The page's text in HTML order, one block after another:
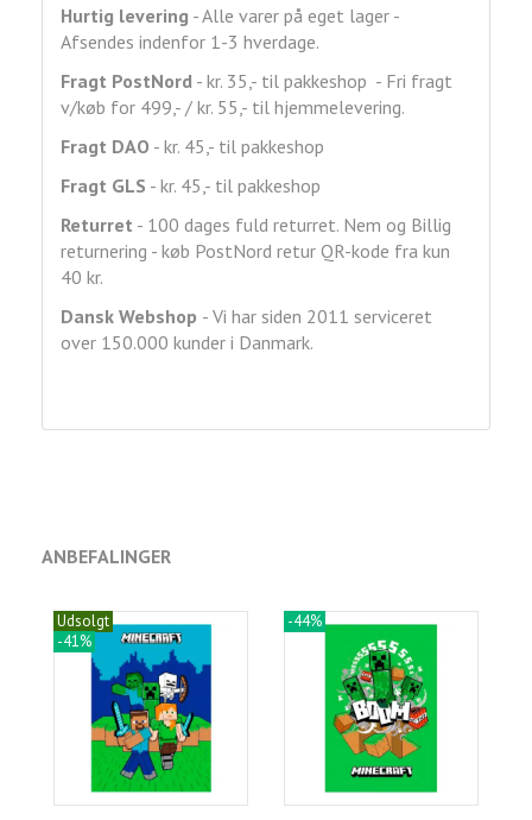
Hurtig levering - Alle varer på eget lager -
Afsendes indenfor 1-3 hverdage.
Fragt PostNord - kr. 35,- til pakkeshop - Fri fragt
v/køb for 499,- / kr. 55,- til hjemmelevering.
Fragt DAO - kr. 45,- til pakkeshop
Fragt GLS - kr. 45,- til pakkeshop
Returret - 100 dages fuld returret. Nem og Billig
returnering - køb PostNord retur QR-kode fra kun
40 kr.
Dansk Webshop - Vi har siden 2011 serviceret
over 150.000 kunder i Danmark.
ANBEFALINGER
Udsolgt
-41%
-44%